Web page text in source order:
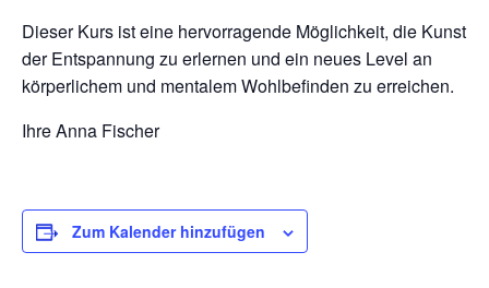
Dieser Kurs ist eine hervorragende Möglichkeit, die Kunst
der Entspannung zu erlernen und ein neues Level an
körperlichem und mentalem Wohlbefinden zu erreichen.
Ihre Anna Fischer
Zum Kalender hinzufügen